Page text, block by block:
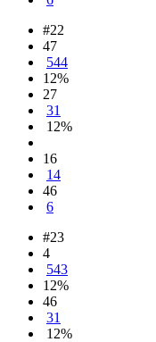
#22
47
544
12%
27
31
12%
16
14
46
6
#23
4
543
12%
46
31
12%